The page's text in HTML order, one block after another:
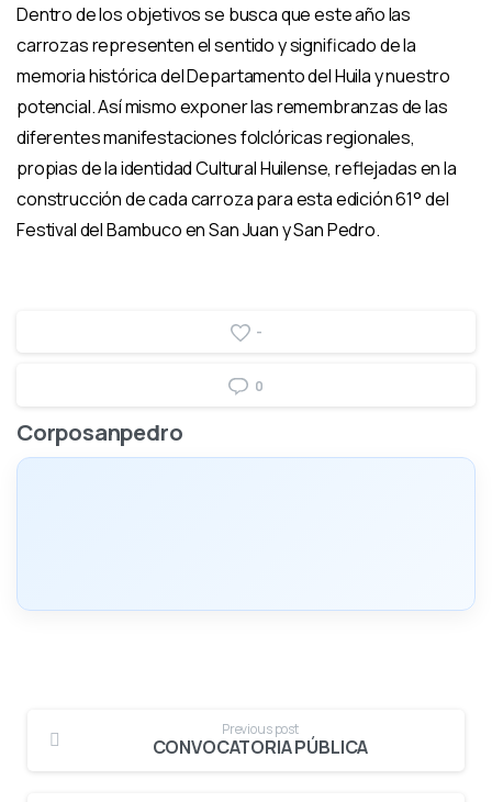
Dentro de los objetivos se busca que este año las
carrozas representen el sentido y significado de la
memoria histórica del Departamento del Huila y nuestro
potencial. Así mismo exponer las remembranzas de las
diferentes manifestaciones folclóricas regionales,
propias de la identidad Cultural Huilense, reflejadas en la
construcción de cada carroza para esta edición 61° del
Festival del Bambuco en San Juan y San Pedro.
-
0
Corposanpedro
Previous post
CONVOCATORIA PÚBLICA